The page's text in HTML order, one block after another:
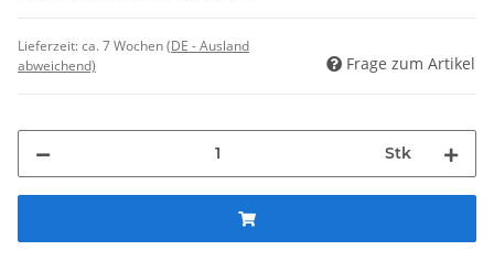
Lieferzeit:ca. 7 Wochen(DE - Ausland
abweichend)
Frage zum Artikel
Stk